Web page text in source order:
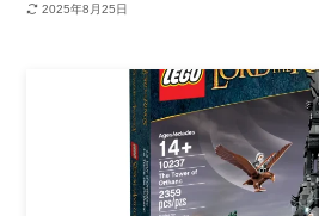
2025年8月25日